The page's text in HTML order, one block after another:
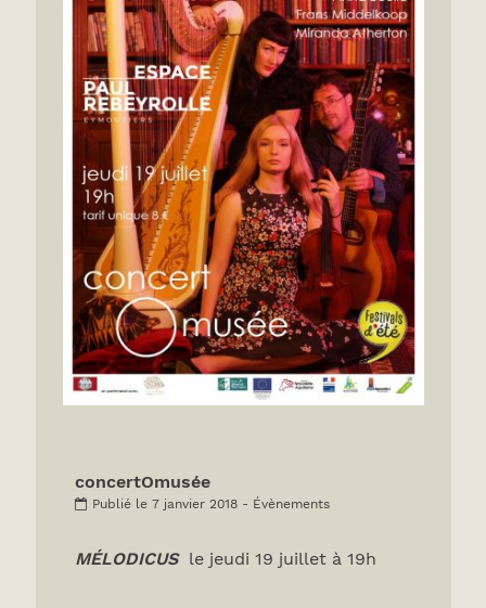
concertOmusée
Publié le 7 janvier 2018 - Évènements
MÉLODICUS le jeudi 19 juillet à 19h